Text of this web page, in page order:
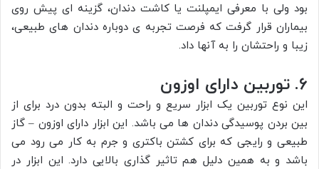
بود ولی با معرفی ایمپلنت یا کاشت دندان، گزینه ای پیش روی
بیماران قرار گرفت که فرصت تجربه ی دوباره دندان های طبیعی،
زیبا و راحتشان را به آنها داد.
6. توربین دارای اوزون
این نوع توربین یک ابزار سریع و راحت و البته بدون درد برای از
بین بردن پوسیدگی دندان ها می باشد. این ابزار دارای اوزون – گاز
طبیعی و رایجی که برای کشتن باکتری و جرم به کار می رود می
باشد و به همین دلیل هم تاثیر گذاری بالایی دارد. این ابزار در